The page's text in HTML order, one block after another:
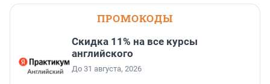
ПРОМОКОДЫ
Скидка 11% на все курсы
английского
До 31 августа, 2026